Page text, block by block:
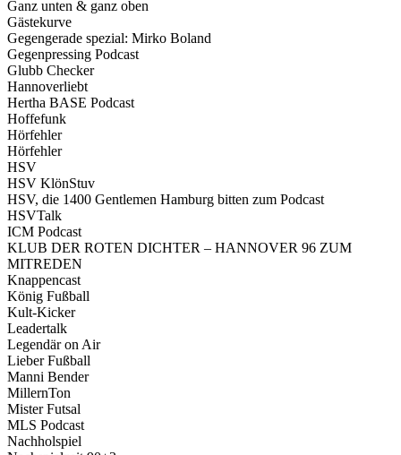
Ganz unten & ganz oben
Gästekurve
Gegengerade spezial: Mirko Boland
Gegenpressing Podcast
Glubb Checker
Hannoverliebt
Hertha BASE Podcast
Hoffefunk
Hörfehler
Hörfehler
HSV
HSV KlönStuv
HSV, die 1400 Gentlemen Hamburg bitten zum Podcast
HSVTalk
ICM Podcast
KLUB DER ROTEN DICHTER – HANNOVER 96 ZUM
MITREDEN
Knappencast
König Fußball
Kult-Kicker
Leadertalk
Legendär on Air
Lieber Fußball
Manni Bender
MillernTon
Mister Futsal
MLS Podcast
Nachholspiel